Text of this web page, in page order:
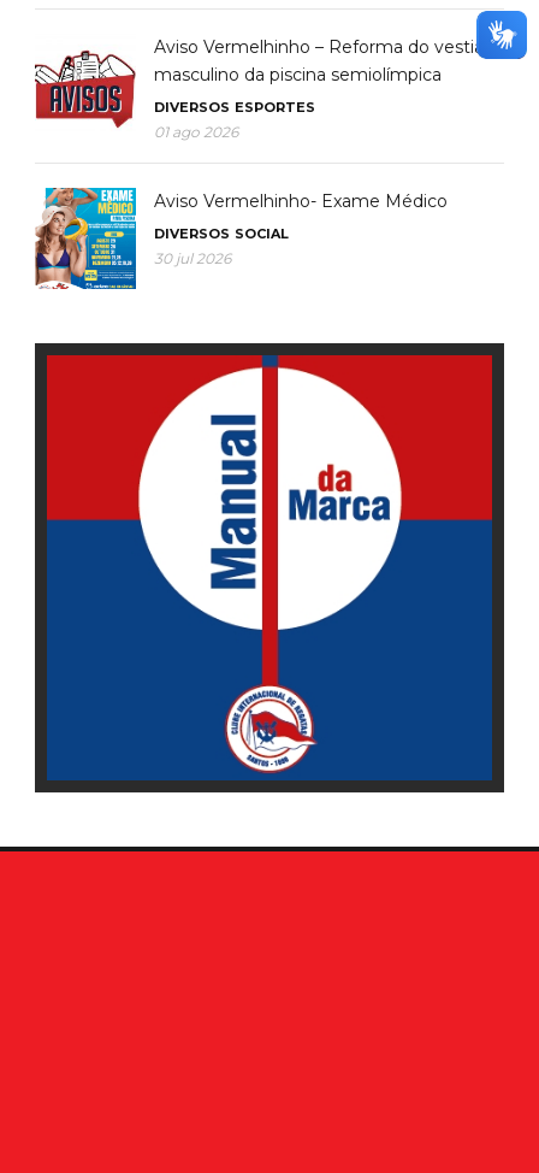
Aviso Vermelhinho – Reforma do vestiário
masculino da piscina semiolímpica
DIVERSOS ESPORTES
01 ago 2026
Aviso Vermelhinho- Exame Médico
DIVERSOS SOCIAL
30 jul 2026